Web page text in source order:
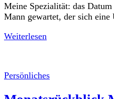
Meine Spezialität: das Datum
Mann gewartet, der sich
Weiterlesen
Persönliches